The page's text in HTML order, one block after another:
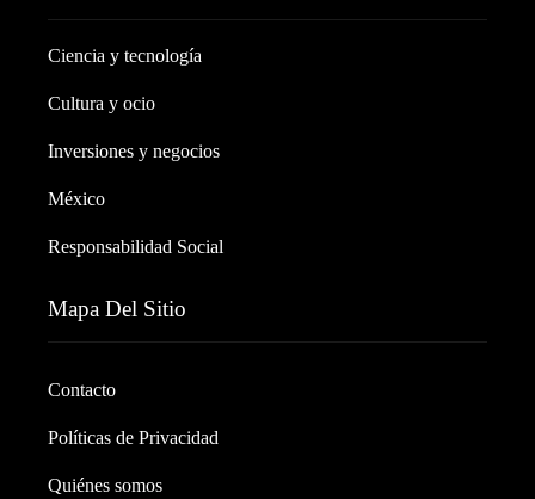
Ciencia y tecnología
Cultura y ocio
Inversiones y negocios
México
Responsabilidad Social
Mapa Del Sitio
Contacto
Políticas de Privacidad
Quiénes somos